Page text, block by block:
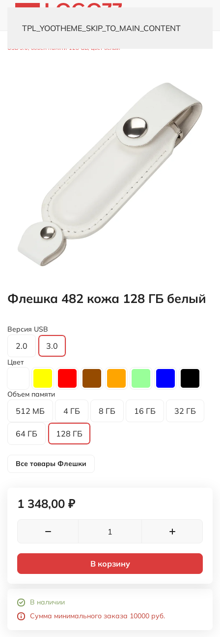
TPL_YOOTHEME_SKIP_TO_MAIN_CONTENT
USB 3.0, объем памяти 128 GB, цвет белый
Флешка 482 кожа 128 ГБ белый
Версия USB
2.0 3.0
Цвет
Объем памяти
512 МБ 4 ГБ 8 ГБ 16 ГБ 32 ГБ
64 ГБ 128 ГБ
Все товары Флешки
1 348,00 ₽
В корзину
В наличии
Сумма минимального заказа 10000 руб.